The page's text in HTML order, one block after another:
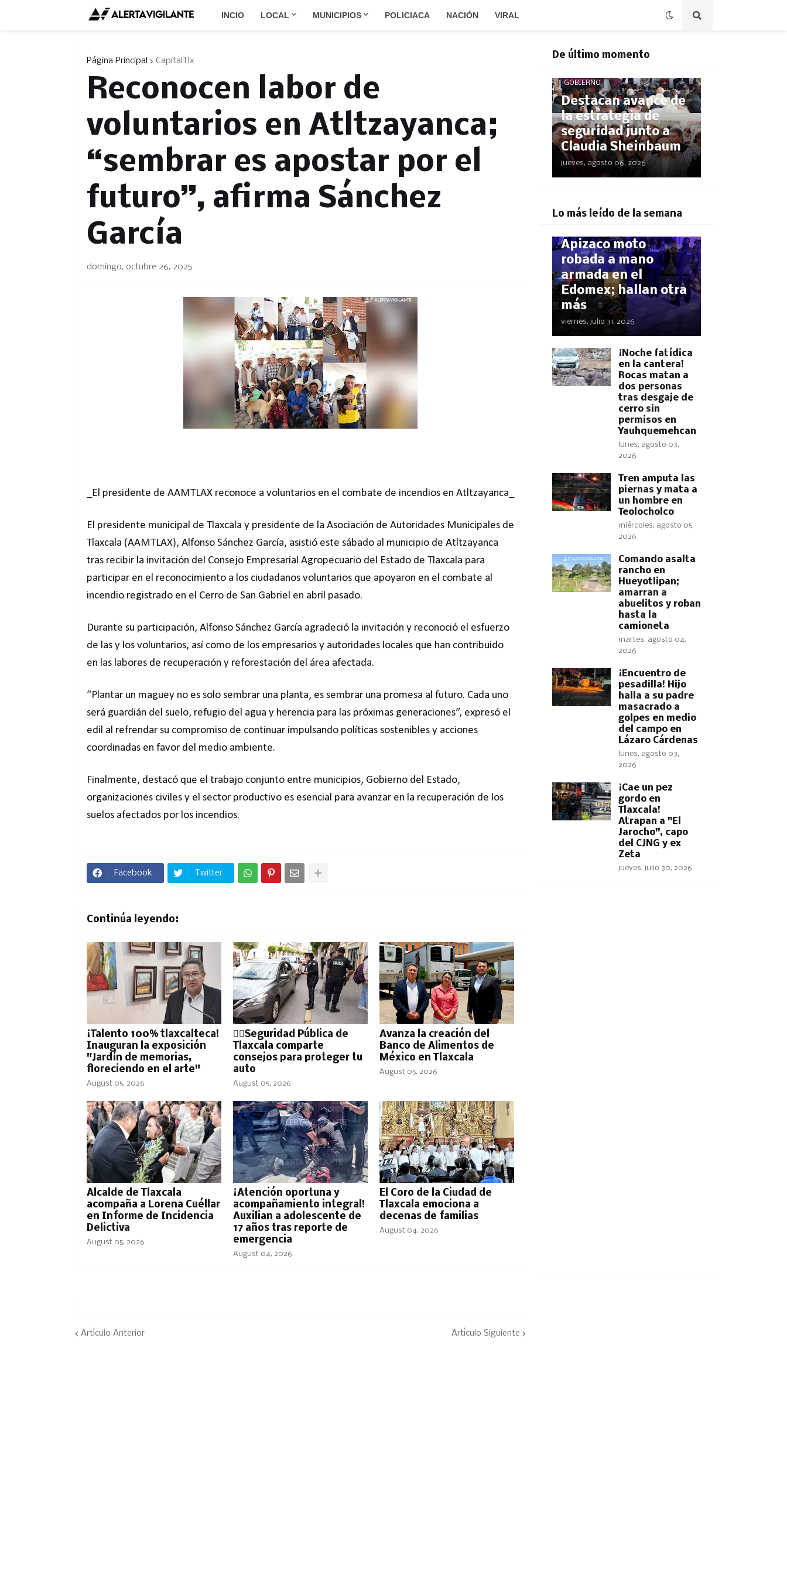
INCIO LOCAL MUNICIPIOS POLICIACA NACIÓN VIRAL
Página Principal CapitalTlx
Reconocen labor de
voluntarios en Atltzayanca;
“sembrar es apostar por el
futuro”, afirma Sánchez
García
domingo, octubre 26, 2025
_El presidente de AAMTLAX reconoce a voluntarios en el combate de incendios en Atltzayanca_
El presidente municipal de Tlaxcala y presidente de la Asociación de Autoridades Municipales de
Tlaxcala (AAMTLAX), Alfonso Sánchez García, asistió este sábado al municipio de Atltzayanca
tras recibir la invitación del Consejo Empresarial Agropecuario del Estado de Tlaxcala para
participar en el reconocimiento a los ciudadanos voluntarios que apoyaron en el combate al
incendio registrado en el Cerro de San Gabriel en abril pasado.
Durante su participación, Alfonso Sánchez García agradeció la invitación y reconoció el esfuerzo
de las y los voluntarios, así como de los empresarios y autoridades locales que han contribuido
en las labores de recuperación y reforestación del área afectada.
“Plantar un maguey no es solo sembrar una planta, es sembrar una promesa al futuro. Cada uno
será guardián del suelo, refugio del agua y herencia para las próximas generaciones”, expresó el
edil al refrendar su compromiso de continuar impulsando políticas sostenibles y acciones
coordinadas en favor del medio ambiente.
Finalmente, destacó que el trabajo conjunto entre municipios, Gobierno del Estado,
organizaciones civiles y el sector productivo es esencial para avanzar en la recuperación de los
suelos afectados por los incendios.
Facebook Twitter
Continúa leyendo:
¡Talento 100% tlaxcalteca!
Inauguran la exposición
"Jardín de memorias,
floreciendo en el arte"
August 05, 2026
👮‍♂️Seguridad Pública de
Tlaxcala comparte
consejos para proteger tu
auto
August 05, 2026
Avanza la creación del
Banco de Alimentos de
México en Tlaxcala
August 05, 2026
Alcalde de Tlaxcala
acompaña a Lorena Cuéllar
en Informe de Incidencia
Delictiva
August 05, 2026
¡Atención oportuna y
acompañamiento integral!
Auxilian a adolescente de
17 años tras reporte de
emergencia
August 04, 2026
El Coro de la Ciudad de
Tlaxcala emociona a
decenas de familias
August 04, 2026
Artículo Anterior Artículo Siguiente
De último momento
GOBIERNO
Destacan avance de
la estrategia de
seguridad junto a
Claudia Sheinbaum
jueves, agosto 06, 2026
Lo más leído de la semana
¡El GPS los delató!
Apizaco moto
robada a mano
armada en el
Edomex; hallan otra
más
viernes, julio 31, 2026
​¡Noche fatídica
en la cantera!
Rocas matan a
dos personas
tras desgaje de
cerro sin
permisos en
Yauhquemehcan
lunes, agosto 03,
2026
Tren amputa las
piernas y mata a
un hombre en
Teolocholco
miércoles, agosto 05,
2026
Comando asalta
rancho en
Hueyotlipan;
amarran a
abuelitos y roban
hasta la
camioneta
martes, agosto 04,
2026
​¡Encuentro de
pesadilla! Hijo
halla a su padre
masacrado a
golpes en medio
del campo en
Lázaro Cárdenas
lunes, agosto 03,
2026
​¡Cae un pez
gordo en
Tlaxcala!
Atrapan a "El
Jarocho", capo
del CJNG y ex
Zeta
jueves, julio 30, 2026